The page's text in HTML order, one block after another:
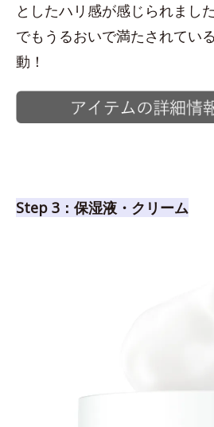
としたハリ感が感じられまし
でもうるおいで満たされてい
動！
Step 3：保湿液・クリーム